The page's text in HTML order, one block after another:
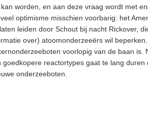
kan worden, en aan deze vraag wordt met
optimisme misschien voorbarig: het
leiden door Schout bij nacht Rickover,
over) atoomonderzeeërs wil
voorlopig van de baan is.
goedkopere reactortypes gaat te lang
onderzeeboten.